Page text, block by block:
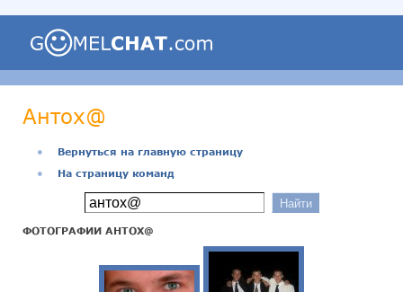
Антох@
●
Вернуться на главную страницу
●
На страницу команд
ФОТОГРАФИИ АНТОХ@